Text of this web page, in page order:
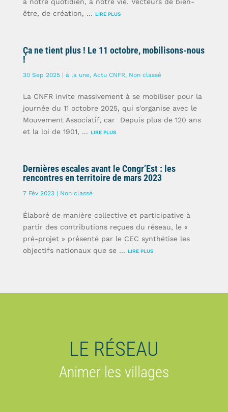
être, de création, ... LIRE PLUS
Ça ne tient plus ! Le 11 octobre, mobilisons-nous
!
30 Sep 2025 | à la une, Actu CNFR, Non classé
La CNFR invite massivement à se mobiliser pour la
journée du 11 octobre 2025, qui s'organise avec le
Mouvement Associatif, car Depuis plus de 120 ans
et la loi de 1901, ... LIRE PLUS
Dernières escales avant le Congr’Est : les
rencontres en territoire de mars 2023
7 Fév 2023 | Non classé
Élaboré de manière collective et participative à
partir des contributions reçues du réseau, le «
pré-projet » présenté par le CEC synthétise les
objectifs nationaux que se ... LIRE PLUS
LE RÉSEAU
Animer les villages